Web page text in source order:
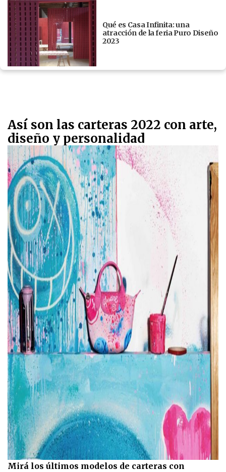
Qué es Casa Infinita: una
atracción de la feria Puro Diseño
2023
Así son las carteras 2022 con arte,
diseño y personalidad
Mirá los últimos modelos de carteras con